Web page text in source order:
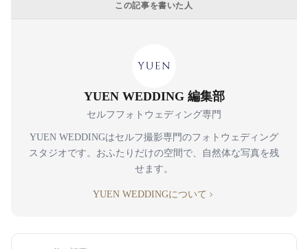
この記事を書いた人
YUEN WEDDING 編集部
セルフフォトウェディング専門
YUEN WEDDINGはセルフ撮影専門のフォトウェディング
スタジオです。おふたりだけの空間で、自然体な写真を残
せます。
YUEN WEDDINGについて